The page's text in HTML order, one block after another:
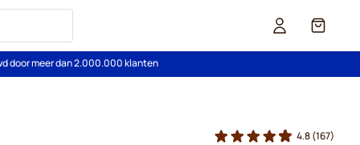
Cart
door meer dan 2.000.000 klanten
4.8(167)